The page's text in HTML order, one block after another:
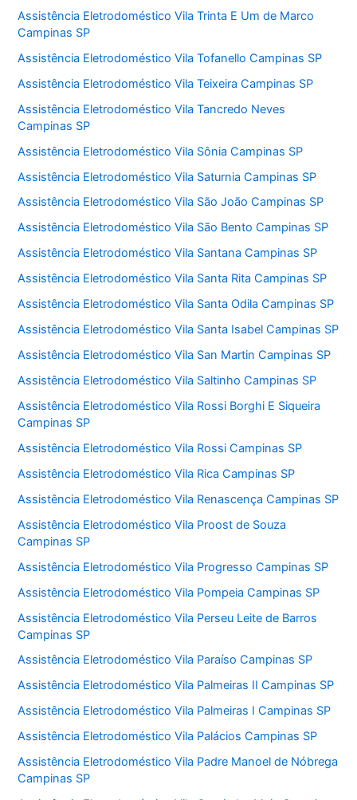
Assistência Eletrodoméstico Vila Trinta E Um de Marco
Campinas SP
Assistência Eletrodoméstico Vila Tofanello Campinas SP
Assistência Eletrodoméstico Vila Teixeira Campinas SP
Assistência Eletrodoméstico Vila Tancredo Neves
Campinas SP
Assistência Eletrodoméstico Vila Sônia Campinas SP
Assistência Eletrodoméstico Vila Saturnia Campinas SP
Assistência Eletrodoméstico Vila São João Campinas SP
Assistência Eletrodoméstico Vila São Bento Campinas SP
Assistência Eletrodoméstico Vila Santana Campinas SP
Assistência Eletrodoméstico Vila Santa Rita Campinas SP
Assistência Eletrodoméstico Vila Santa Odila Campinas SP
Assistência Eletrodoméstico Vila Santa Isabel Campinas SP
Assistência Eletrodoméstico Vila San Martin Campinas SP
Assistência Eletrodoméstico Vila Saltinho Campinas SP
Assistência Eletrodoméstico Vila Rossi Borghi E Siqueira
Campinas SP
Assistência Eletrodoméstico Vila Rossi Campinas SP
Assistência Eletrodoméstico Vila Rica Campinas SP
Assistência Eletrodoméstico Vila Renascença Campinas SP
Assistência Eletrodoméstico Vila Proost de Souza
Campinas SP
Assistência Eletrodoméstico Vila Progresso Campinas SP
Assistência Eletrodoméstico Vila Pompeia Campinas SP
Assistência Eletrodoméstico Vila Perseu Leite de Barros
Campinas SP
Assistência Eletrodoméstico Vila Paraíso Campinas SP
Assistência Eletrodoméstico Vila Palmeiras II Campinas SP
Assistência Eletrodoméstico Vila Palmeiras I Campinas SP
Assistência Eletrodoméstico Vila Palácios Campinas SP
Assistência Eletrodoméstico Vila Padre Manoel de Nóbrega
Campinas SP